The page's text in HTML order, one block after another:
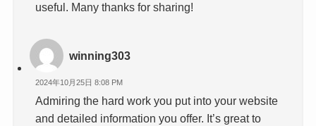
useful. Many thanks for sharing!
winning303
2024年10月25日 8:08 PM
Admiring the hard work you put into your website
and detailed information you offer. It’s great to